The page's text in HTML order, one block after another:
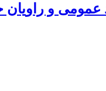
عمومی و